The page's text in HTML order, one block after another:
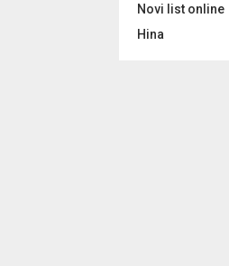
Novi list online
Hina